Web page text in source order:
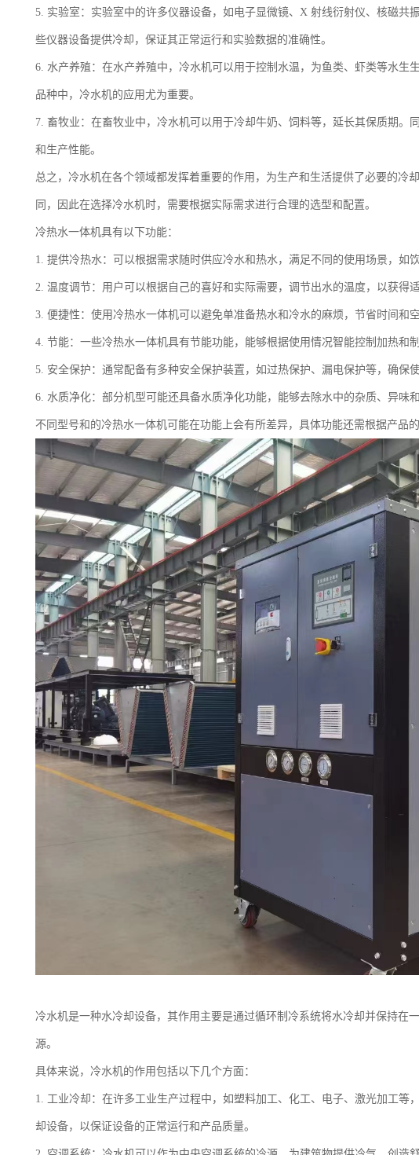
5. 实验室：实验室中的许多仪器设备，如电子显微镜、X 射线衍射仪、核磁共
些仪器设备提供冷却，保证其正常运行和实验数据的准确性。
6. 水产养殖：在水产养殖中，冷水机可以用于控制水温，为鱼类、虾类等水生
品种中，冷水机的应用尤为重要。
7. 畜牧业：在畜牧业中，冷水机可以用于冷却牛奶、饲料等，延长其保质期。
和生产性能。
总之，冷水机在各个领域都发挥着重要的作用，为生产和生活提供了必要的冷
同，因此在选择冷水机时，需要根据实际需求进行合理的选型和配置。
冷热水一体机具有以下功能：
1. 提供冷热水：可以根据需求随时供应冷水和热水，满足不同的使用场景，如
2. 温度调节：用户可以根据自己的喜好和实际需要，调节出水的温度，以获得适
3. 便捷性：使用冷热水一体机可以避免单准备热水和冷水的麻烦，节省时间和空
4. 节能：一些冷热水一体机具有节能功能，能够根据使用情况智能控制加热和
5. 安全保护：通常配备有多种安全保护装置，如过热保护、漏电保护等，确保
6. 水质净化：部分机型可能还具备水质净化功能，能够去除水中的杂质、异味
不同型号和的冷热水一体机可能在功能上会有所差异，具体功能还需根据产品的
冷水机是一种水冷却设备，其作用主要是通过循环制冷系统将水冷却并保持在
源。
具体来说，冷水机的作用包括以下几个方面：
1. 工业冷却：在许多工业生产过程中，如塑料加工、化工、电子、激光加工等
却设备，以保证设备的正常运行和产品质量。